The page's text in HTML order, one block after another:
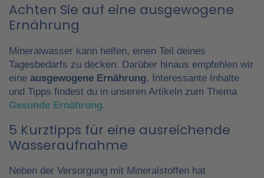
Achten Sie auf eine ausgewogene
Ernährung
Mineralwasser kann helfen, einen Teil deines
Tagesbedarfs zu decken. Darüber hinaus empfehlen wir
eine ausgewogene Ernährung. Interessante Inhalte
und Tipps findest du in unseren Artikeln zum Thema
Gesunde Ernährung.
5 Kurztipps für eine ausreichende
Wasseraufnahme
Neben der Versorgung mit Mineralstoffen hat